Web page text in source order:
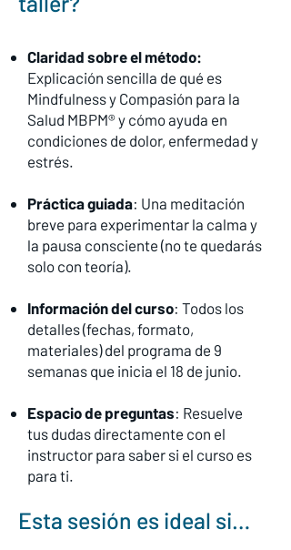
Claridad sobre el método:
Explicación sencilla de qué es
Mindfulness y Compasión para la
Salud MBPM®y cómo ayuda en
condiciones de dolor, enfermedad y
estrés.
Práctica guiada: Una meditación
breve para experimentar la calma y
la pausa consciente (no te quedarás
solo con teoría).
Información del curso: Todos los
detalles (fechas, formato,
materiales) del programa de 9
semanas que inicia el 18 de junio.
Espacio de preguntas: Resuelve
tus dudas directamente con el
instructor para saber si el curso es
para ti.
Esta sesión es ideal si…